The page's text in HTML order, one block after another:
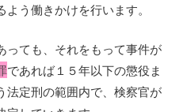
う働きかけを行います。
っても、それをもって事件が
であれば１５年以下の懲役ま
法定刑の範囲内で、検察官が